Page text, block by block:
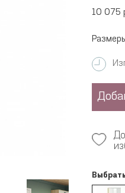
10 075